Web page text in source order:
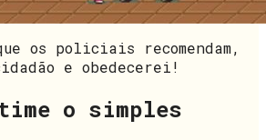
os policiais recomendam,
e obedecerei!
o simples